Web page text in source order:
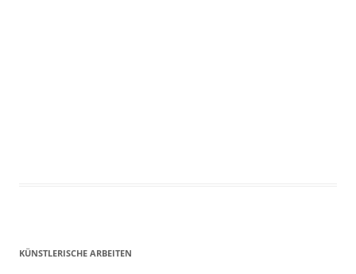
KÜNSTLERISCHE ARBEITEN